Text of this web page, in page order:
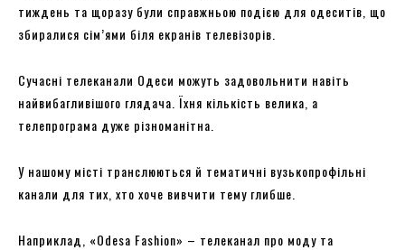
тиждень та щоразу були справжньою подією для одеситів, що
збиралися сім’ями біля екранів телевізорів.
Сучасні телеканали Одеси можуть задовольнити навіть
найвибагливішого глядача. Їхня кількість велика, а
телепрограма дуже різноманітна.
У нашому місті транслюються й тематичні вузькопрофільні
канали для тих, хто хоче вивчити тему глибше.
Наприклад, «Odesa Fashion» – телеканал про моду та